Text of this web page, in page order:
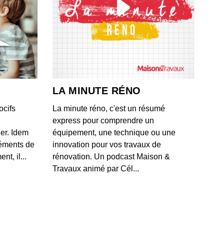
valide par erreur une offre de rachat à 16 000 euros
- IL Y A 1 MOIS
de moratoires frappe les datacenters aux États-
un projet polémique près d'un zoo
IL Y A 1 MOIS
les méthodes de Box pour classifier et protéger les
d'entreprise contre les fuites documentaires
IL Y A 1 MOIS
du Crédit Agricole mise à genoux par la
Idem
de
il...
LA MINUTE RÉNO
La minute réno, c'est un résumé
express pour comprendre un
équipement, une technique ou une
innovation pour vos travaux de
rénovation. Un podcast Maison &
Travaux animé par Cél...